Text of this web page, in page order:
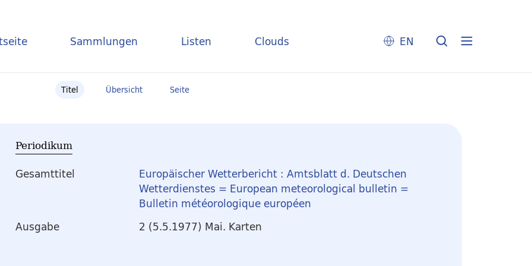
Sammlungen Listen Clouds EN
Titel Übersicht Seite
Periodikum
Gesamttitel
Europäischer Wetterbericht : Amtsblatt d. Deutschen
Wetterdienstes = European meteorological bulletin =
Bulletin météorologique européen
Ausgabe
2 (5.5.1977) Mai. Karten